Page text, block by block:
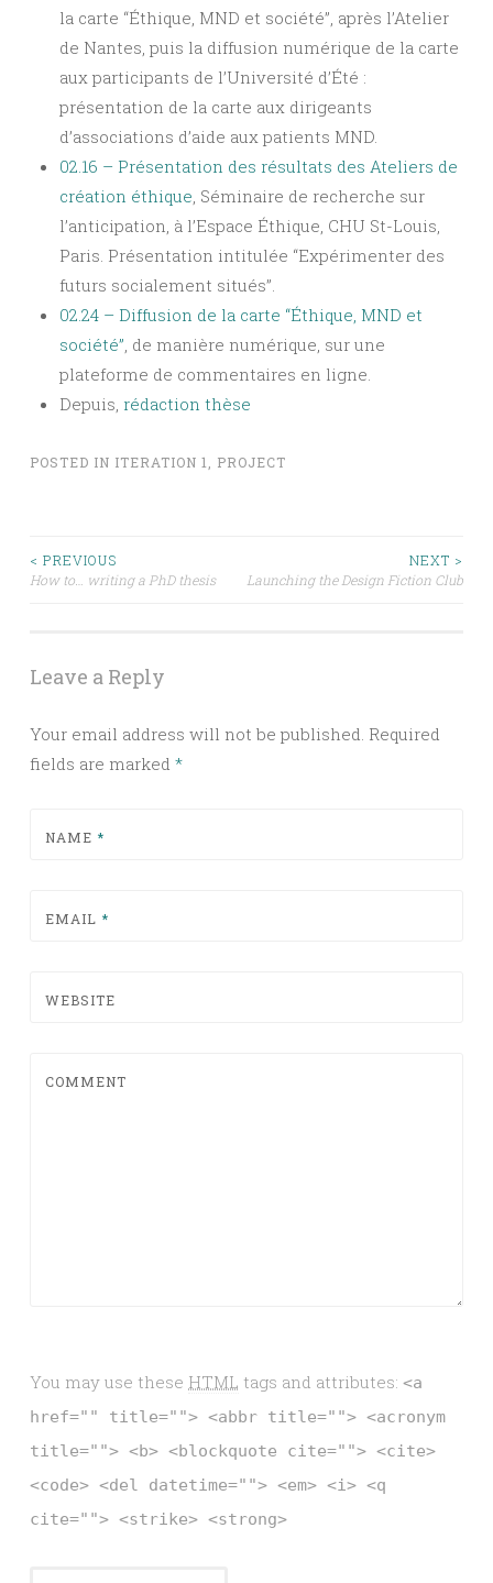
la carte “Éthique, MND et société”, après l’Atelier
de Nantes, puis la diffusion numérique de la carte
aux participants de l’Université d’Été :
présentation de la carte aux dirigeants
d’associations d’aide aux patients MND.
02.16 – Présentation des résultats des Ateliers de
création éthique, Séminaire de recherche sur
l’anticipation, à l’Espace Éthique, CHU St-Louis,
Paris. Présentation intitulée “Expérimenter des
futurs socialement situés”.
02.24 – Diffusion de la carte “Éthique, MND et
société”, de manière numérique, sur une
plateforme de commentaires en ligne.
Depuis, rédaction thèse
POSTED IN ITERATION 1 PROJECT
Post navigation
< PREVIOUS
How to… writing a PhD thesis
NEXT >
Launching the Design Fiction Club
Leave a Reply
Your email address will not be published. Required
fields are marked *
NAME *
EMAIL *
WEBSITE
COMMENT
You may use these HTML tags and attributes: <a
href="" title=""> <abbr title=""> <acronym
title=""> <b> <blockquote cite=""> <cite>
<code> <del datetime=""> <em> <i> <q
cite=""> <strike> <strong>